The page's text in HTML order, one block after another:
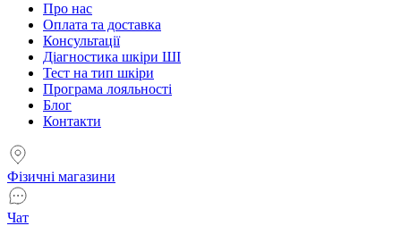
Про нас
Оплата та доставка
Консультації
Діагностика шкіри ШІ
Тест на тип шкіри
Програма лояльності
Блог
Контакти
Фізичні магазини
Чат